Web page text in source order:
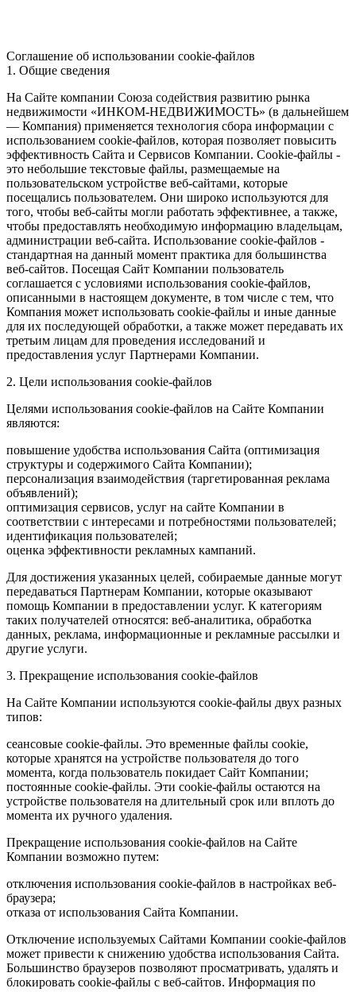
Соглашение об использовании cookie-файлов
1. Общие сведения
На Сайте компании Союза содействия развитию рынка
недвижимости «ИНКОМ-НЕДВИЖИМОСТЬ» (в дальнейшем
— Компания) применяется технология сбора информации с
использованием cookie-файлов, которая позволяет повысить
эффективность Сайта и Сервисов Компании. Сookie-файлы -
это небольшие текстовые файлы, размещаемые на
пользовательском устройстве веб-сайтами, которые
посещались пользователем. Они широко используются для
того, чтобы веб-сайты могли работать эффективнее, а также,
чтобы предоставлять необходимую информацию владельцам,
администрации веб-сайта. Использование cookie-файлов -
стандартная на данный момент практика для большинства
веб-сайтов. Посещая Сайт Компании пользователь
соглашается с условиями использования cookie-файлов,
описанными в настоящем документе, в том числе с тем, что
Компания может использовать cookie-файлы и иные данные
для их последующей обработки, а также может передавать их
третьим лицам для проведения исследований и
предоставления услуг Партнерами Компании.
2. Цели использования cookie-файлов
Целями использования cookie-файлов на Сайте Компании
являются:
повышение удобства использования Сайта (оптимизация
структуры и содержимого Сайта Компании);
персонализация взаимодействия (таргетированная реклама
объявлений);
оптимизация сервисов, услуг на сайте Компании в
соответствии с интересами и потребностями пользователей;
идентификация пользователей;
оценка эффективности рекламных кампаний.
Для достижения указанных целей, собираемые данные могут
передаваться Партнерам Компании, которые оказывают
помощь Компании в предоставлении услуг. К категориям
таких получателей относятся: веб-аналитика, обработка
данных, реклама, информационные и рекламные рассылки и
другие услуги.
3. Прекращение использования cookie-файлов
На Сайте Компании используются cookie-файлы двух разных
типов:
сеансовые cookie-файлы. Это временные файлы cookie,
которые хранятся на устройстве пользователя до того
момента, когда пользователь покидает Сайт Компании;
постоянные cookie-файлы. Эти cookie-файлы остаются на
устройстве пользователя на длительный срок или вплоть до
момента их ручного удаления.
Прекращение использования cookie-файлов на Сайте
Компании возможно путем:
отключения использования cookie-файлов в настройках веб-
браузера;
отказа от использования Сайта Компании.
Отключение используемых Сайтами Компании cookie-файлов
может привести к снижению удобства использования Сайта.
Большинство браузеров позволяют просматривать, удалять и
блокировать cookie-файлы c веб-сайтов. Информация по